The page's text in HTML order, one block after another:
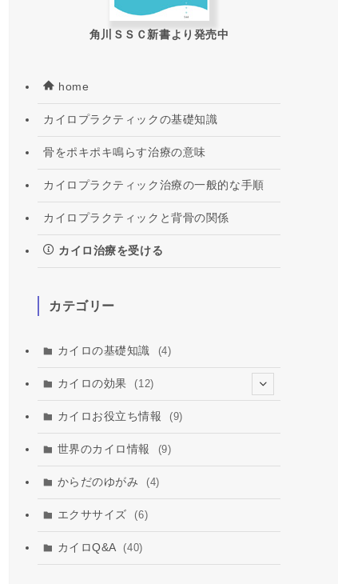
角川ＳＳＣ新書より発売中
home
カイロプラクティックの基礎知識
骨をポキポキ鳴らす治療の意味
カイロプラクティック治療の一般的な手順
カイロプラクティックと背骨の関係
カイロ治療を受ける
カテゴリー
カイロの基礎知識 (4)
カイロの効果 (12)
(2)
(3)
カイロお役立ち情報 (9)
世界のカイロ情報 (9)
からだのゆがみ (4)
エクササイズ (6)
カイロQ&A (40)